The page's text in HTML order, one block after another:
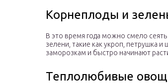
Корнеплоды и
В это время года можно смело
зелени, такие как укроп, петрушка
заморозкам и быстро начинают
Теплолюбивые